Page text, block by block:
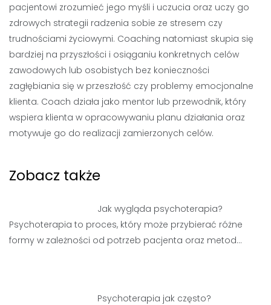
pacjentowi zrozumieć jego myśli i uczucia oraz uczy go
zdrowych strategii radzenia sobie ze stresem czy
trudnościami życiowymi. Coaching natomiast skupia się
bardziej na przyszłości i osiąganiu konkretnych celów
zawodowych lub osobistych bez konieczności
zagłębiania się w przeszłość czy problemy emocjonalne
klienta. Coach działa jako mentor lub przewodnik, który
wspiera klienta w opracowywaniu planu działania oraz
motywuje go do realizacji zamierzonych celów.
Zobacz także
Jak wygląda psychoterapia?
Psychoterapia to proces, który może przybierać różne
formy w zależności od potrzeb pacjenta oraz metod…
Psychoterapia jak często?